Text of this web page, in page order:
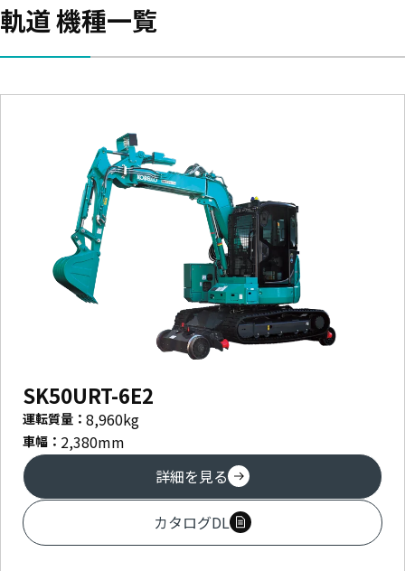
軌道 機種一覧
SK50URT-6E2
運転質量： 8,960kg
車幅： 2,380mm
詳細を見る
カタログDL